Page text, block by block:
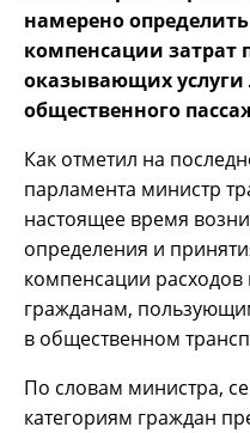
намерено
компенсации затрат
оказывающих услуги
общественного
Как отметил на
парламента министр
настоящее время
определения и
компенсации расходов
гражданам,
в общественном
По словам министра,
категориям граждан